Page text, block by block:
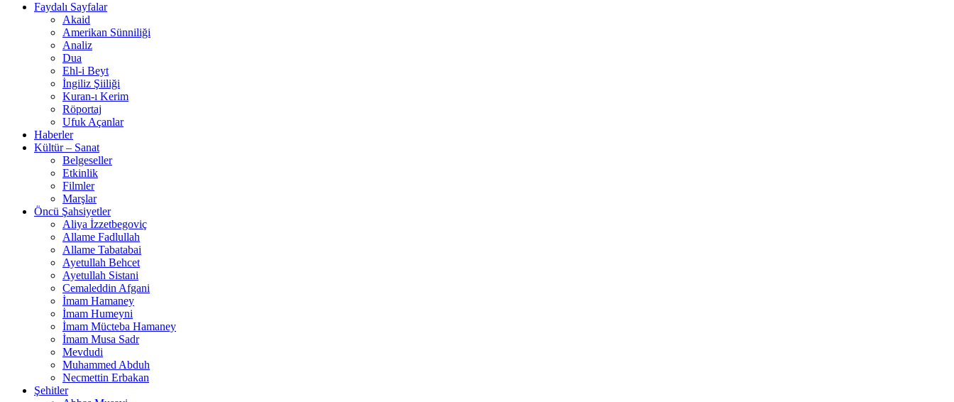
Faydalı Sayfalar
Akaid
Amerikan Sünniliği
Analiz
Dua
Ehl-i Beyt
İngiliz Şiiliği
Kuran-ı Kerim
Röportaj
Ufuk Açanlar
Haberler
Kültür – Sanat
Belgeseller
Etkinlik
Filmler
Marşlar
Öncü Şahsiyetler
Aliya İzzetbegoviç
Allame Fadlullah
Allame Tabatabai
Ayetullah Behcet
Ayetullah Sistani
Cemaleddin Afgani
İmam Hamaney
İmam Humeyni
İmam Mücteba Hamaney
İmam Musa Sadr
Mevdudi
Muhammed Abduh
Necmettin Erbakan
Şehitler